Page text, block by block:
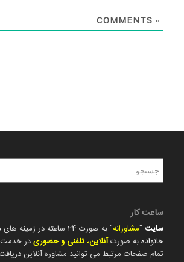
0
ساعت کار
سایت"مشاورانه" به صورت 24 ساعته در زمینه های
خانوادهبه صورتآنلاین، تلفنی و حضوریدر
تمام صفحات مرتبط می توانید مشاوره آنلاین